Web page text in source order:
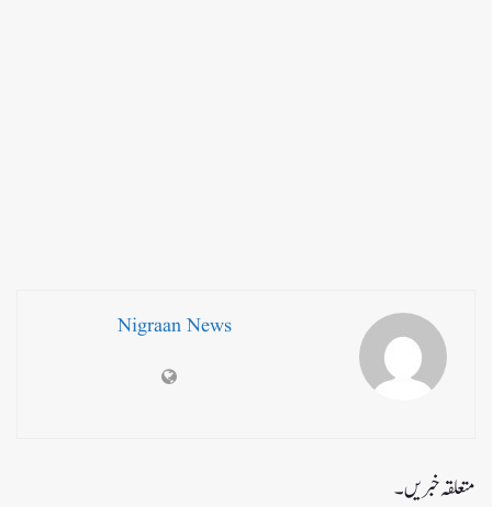
Nigraan News
متعلقہ خبریں۔